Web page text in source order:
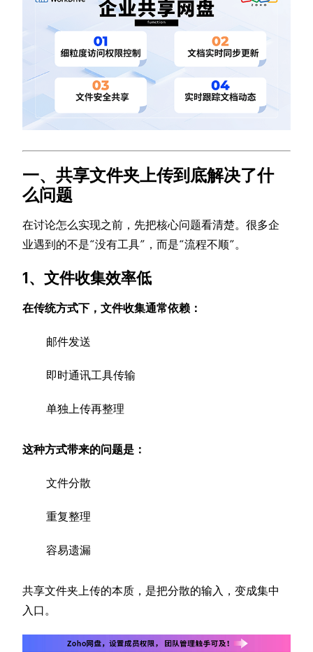
一、共享文件夹上传到底解决了什
么问题
在讨论怎么实现之前，先把核心问题看清楚。很多企
业遇到的不是“没有工具”，而是“流程不顺”。
1、文件收集效率低
在传统方式下，文件收集通常依赖：
邮件发送
即时通讯工具传输
单独上传再整理
这种方式带来的问题是：
文件分散
重复整理
容易遗漏
共享文件夹上传的本质，是把分散的输入，变成集中
入口。